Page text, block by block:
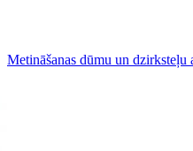
Metināšanas dūmu un dzirksteļu